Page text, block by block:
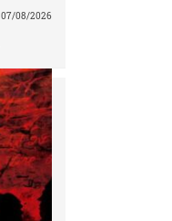
07/08/2026